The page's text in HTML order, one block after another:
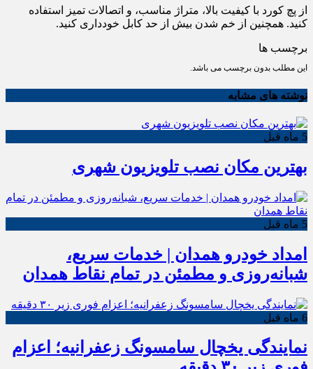
از پچ کورد با کیفیت بالا، متراژ مناسب، و اتصالات تمیز استفاده
کنید. همچنین از خم شدن بیش از حد کابل خودداری کنید.
برچسب ها
این مطلب بدون برچسب می باشد.
نوشته های مشابه
5 ماه قبل
بهترین مکان نصب تلویزیون شهری
5 ماه قبل
امداد خودرو همدان | خدمات سریع،
شبانه‌روزی و مطمئن در تمام نقاط همدان
6 ماه قبل
نمایندگی یخچال سامسونگ زعفرانیه؛ اعزام